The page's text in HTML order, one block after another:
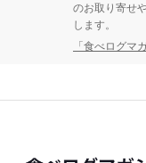
のお取り寄せ
します。
「食べログマ